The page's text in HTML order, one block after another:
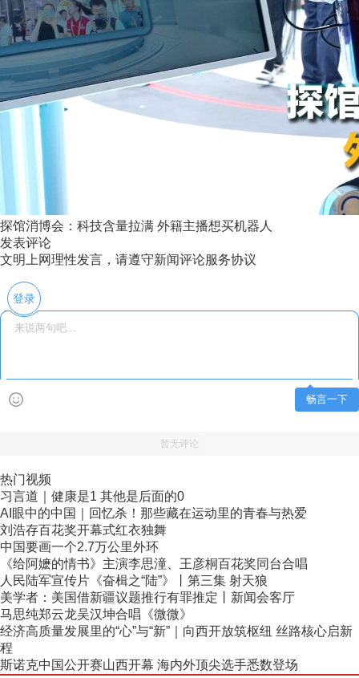
探馆消博会：科技含量拉满 外籍主播想买机器人
发表评论
文明上网理性发言，请遵守新闻评论服务协议
登录
畅言一下
暂无评论
热门视频
习言道｜健康是1 其他是后面的0
AI眼中的中国｜回忆杀！那些藏在运动里的青春与热爱
刘浩存百花奖开幕式红衣独舞
中国要画一个2.7万公里外环
《给阿嬷的情书》主演李思潼、王彦桐百花奖同台合唱
人民陆军宣传片《奋楫之“陆”》丨第三集 射天狼
美学者：美国借新疆议题推行有罪推定丨新闻会客厅
马思纯郑云龙吴汉坤合唱《微微》
经济高质量发展里的“心”与“新”｜向西开放筑枢纽 丝路核心启新
程
斯诺克中国公开赛山西开幕 海内外顶尖选手悉数登场